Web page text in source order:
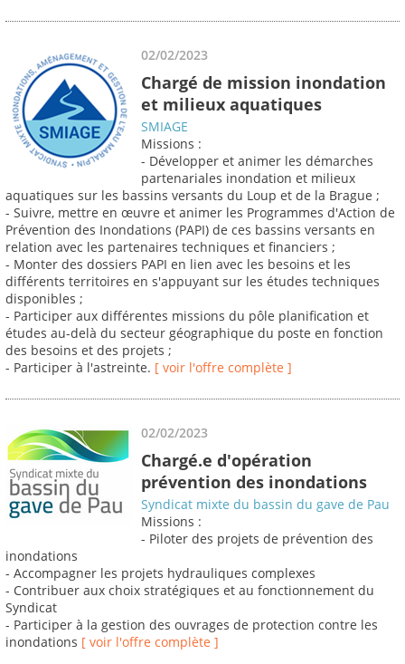
02/02/2023
Chargé de mission inondation
et milieux aquatiques
SMIAGE
Missions :
- Développer et animer les démarches
partenariales inondation et milieux
aquatiques sur les bassins versants du Loup et de la Brague ;
- Suivre, mettre en œuvre et animer les Programmes d'Action de
Prévention des Inondations (PAPI) de ces bassins versants en
relation avec les partenaires techniques et financiers ;
- Monter des dossiers PAPI en lien avec les besoins et les
différents territoires en s'appuyant sur les études techniques
disponibles ;
- Participer aux différentes missions du pôle planification et
études au-delà du secteur géographique du poste en fonction
des besoins et des projets ;
- Participer à l'astreinte. [ voir l'offre complète ]
02/02/2023
Chargé.e d'opération
prévention des inondations
Syndicat mixte du bassin du gave de Pau
Missions :
- Piloter des projets de prévention des
inondations
- Accompagner les projets hydrauliques complexes
- Contribuer aux choix stratégiques et au fonctionnement du
Syndicat
- Participer à la gestion des ouvrages de protection contre les
inondations [ voir l'offre complète ]